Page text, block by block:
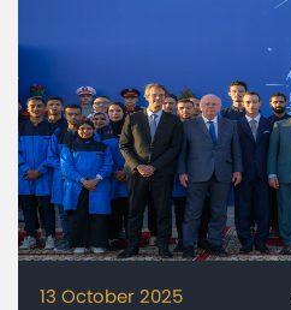
13 October 2025